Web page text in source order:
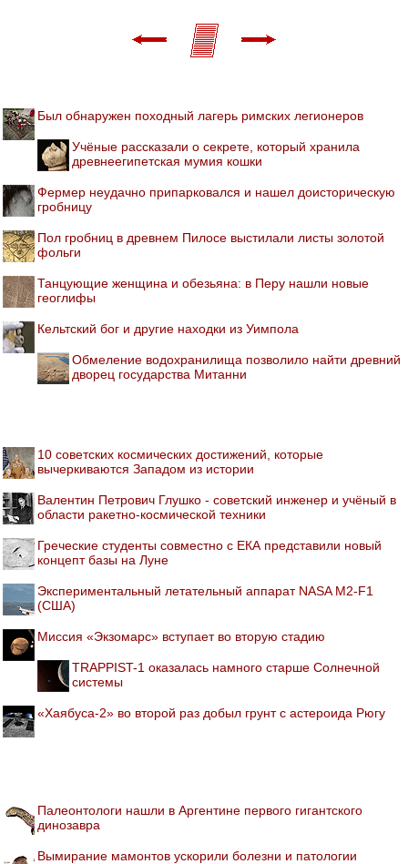
Был обнаружен походный лагерь римских легионеров
Учёные рассказали о секрете, который хранила
древнеегипетская мумия кошки
Фермер неудачно припарковался и нашел доисторическую
гробницу
Пол гробниц в древнем Пилосе выстилали листы золотой
фольги
Танцующие женщина и обезьяна: в Перу нашли новые
геоглифы
Кельтский бог и другие находки из Уимпола
Обмеление водохранилища позволило найти древний
дворец государства Митанни
10 советских космических достижений, которые
вычеркиваются Западом из истории
Валентин Петрович Глушко - советский инженер и учёный в
области ракетно-космической техники
Греческие студенты совместно с ЕКА представили новый
концепт базы на Луне
Экспериментальный летательный аппарат NASA M2-F1
(США)
Миссия «Экзомарс» вступает во вторую стадию
TRAPPIST-1 оказалась намного старше Солнечной
системы
«Хаябуса-2» во второй раз добыл грунт с астероида Рюгу
Палеонтологи нашли в Аргентине первого гигантского
динозавра
Вымирание мамонтов ускорили болезни и патологии